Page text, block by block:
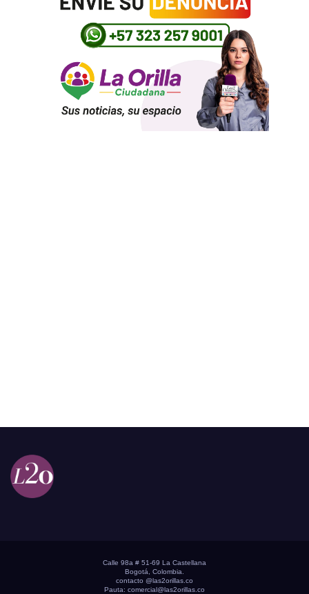
Calle 98a # 51-69 La Castellana
Bogotá, Colombia.
contacto @las2orillas.co
Pauta: comercial@las2orillas.co